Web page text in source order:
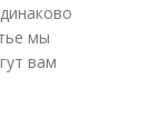
мы
вам